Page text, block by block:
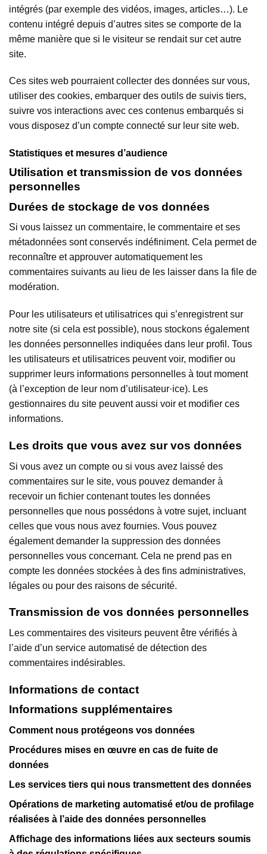
intégrés (par exemple des vidéos, images, articles…). Le
contenu intégré depuis d’autres sites se comporte de la
même manière que si le visiteur se rendait sur cet autre
site.
Ces sites web pourraient collecter des données sur vous,
utiliser des cookies, embarquer des outils de suivis tiers,
suivre vos interactions avec ces contenus embarqués si
vous disposez d’un compte connecté sur leur site web.
Statistiques et mesures d’audience
Utilisation et transmission de vos données
personnelles
Durées de stockage de vos données
Si vous laissez un commentaire, le commentaire et ses
métadonnées sont conservés indéfiniment. Cela permet de
reconnaître et approuver automatiquement les
commentaires suivants au lieu de les laisser dans la file de
modération.
Pour les utilisateurs et utilisatrices qui s’enregistrent sur
notre site (si cela est possible), nous stockons également
les données personnelles indiquées dans leur profil. Tous
les utilisateurs et utilisatrices peuvent voir, modifier ou
supprimer leurs informations personnelles à tout moment
(à l’exception de leur nom d’utilisateur·ice). Les
gestionnaires du site peuvent aussi voir et modifier ces
informations.
Les droits que vous avez sur vos données
Si vous avez un compte ou si vous avez laissé des
commentaires sur le site, vous pouvez demander à
recevoir un fichier contenant toutes les données
personnelles que nous possédons à votre sujet, incluant
celles que vous nous avez fournies. Vous pouvez
également demander la suppression des données
personnelles vous concernant. Cela ne prend pas en
compte les données stockées à des fins administratives,
légales ou pour des raisons de sécurité.
Transmission de vos données personnelles
Les commentaires des visiteurs peuvent être vérifiés à
l’aide d’un service automatisé de détection des
commentaires indésirables.
Informations de contact
Informations supplémentaires
Comment nous protégeons vos données
Procédures mises en œuvre en cas de fuite de
données
Les services tiers qui nous transmettent des données
Opérations de marketing automatisé et/ou de profilage
réalisées à l’aide des données personnelles
Affichage des informations liées aux secteurs soumis